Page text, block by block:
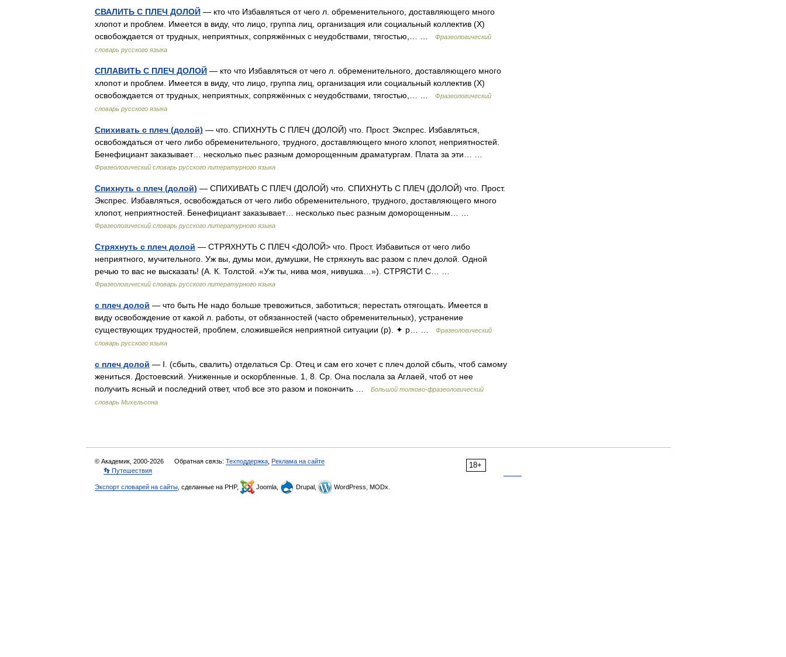
СВАЛИТЬ С ПЛЕЧ ДОЛОЙ — кто что Избавляться от чего л. обременительного, доставляющего много
хлопот и проблем. Имеется в виду, что лицо, группа лиц, организация или социальный коллектив (X)
освобождается от трудных, неприятных, сопряжённых с неудобствами, тягостью,… …
Фразеологический
словарь русского языка
СПЛАВИТЬ С ПЛЕЧ ДОЛОЙ — кто что Избавляться от чего л. обременительного, доставляющего много
хлопот и проблем. Имеется в виду, что лицо, группа лиц, организация или социальный коллектив (X)
освобождается от трудных, неприятных, сопряжённых с неудобствами, тягостью,… …
Фразеологический
словарь русского языка
Спихивать с плеч (долой) — что. СПИХНУТЬ С ПЛЕЧ (ДОЛОЙ) что. Прост. Экспрес. Избавляться,
освобождаться от чего либо обременительного, трудного, доставляющего много хлопот, неприятностей.
Бенефициант заказывает… несколько пьес разным доморощенным драматургам. Плата за эти… …
Фразеологический словарь русского литературного языка
Спихнуть с плеч (долой) — СПИХИВАТЬ С ПЛЕЧ (ДОЛОЙ) что. СПИХНУТЬ С ПЛЕЧ (ДОЛОЙ) что. Прост.
Экспрес. Избавляться, освобождаться от чего либо обременительного, трудного, доставляющего много
хлопот, неприятностей. Бенефициант заказывает… несколько пьес разным доморощенным… …
Фразеологический словарь русского литературного языка
Стряхнуть с плеч долой — СТРЯХНУТЬ С ПЛЕЧ <ДОЛОЙ> что. Прост. Избавиться от чего либо
неприятного, мучительного. Уж вы, думы мои, думушки, Не стряхнуть вас разом с плеч долой. Одной
речью то вас не высказать! (А. К. Толстой. «Уж ты, нива моя, нивушка…»). СТРЯСТИ С… …
Фразеологический словарь русского литературного языка
с плеч долой — что быть Не надо больше тревожиться, заботиться; перестать отягощать. Имеется в
виду освобождение от какой л. работы, от обязанностей (часто обременительных), устранение
существующих трудностей, проблем, сложившейся неприятной ситуации (p). ✦ p… …
Фразеологический
словарь русского языка
с плеч долой — I. (сбыть, свалить) отделаться Ср. Отец и сам его хочет с плеч долой сбыть, чтоб самому
жениться. Достоевский. Униженные и оскорбленные. 1, 8. Ср. Она послала за Аглаей, чтоб от нее
получить ясный и последний ответ, чтоб все это разом и покончить …
Большой толково-фразеологический
словарь Михельсона
18+
© Академик, 2000-2026 Обратная связь: Техподдержка Реклама на сайте
👣 Путешествия
Экспорт словарей на сайты , сделанные на PHP, Joomla, Drupal, WordPress, MODx.